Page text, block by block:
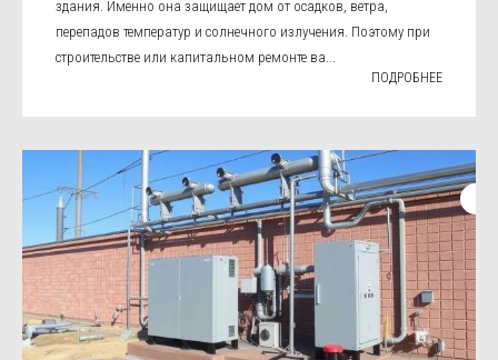
здания. Именно она защищает дом от осадков, ветра,
перепадов температур и солнечного излучения. Поэтому при
строительстве или капитальном ремонте ва...
ПОДРОБНЕЕ